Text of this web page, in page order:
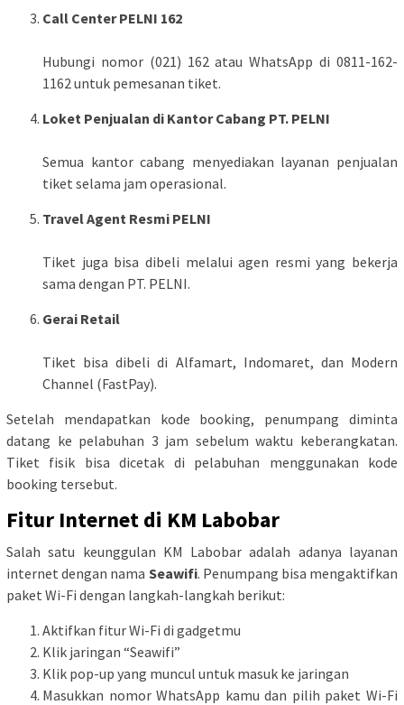
Call Center PELNI 162
Hubungi nomor (021) 162 atau WhatsApp di 0811-162-
1162 untuk pemesanan tiket.
Loket Penjualan di Kantor Cabang PT. PELNI
Semua kantor cabang menyediakan layanan penjualan
tiket selama jam operasional.
Travel Agent Resmi PELNI
Tiket juga bisa dibeli melalui agen resmi yang bekerja
sama dengan PT. PELNI.
Gerai Retail
Tiket bisa dibeli di Alfamart, Indomaret, dan Modern
Channel (FastPay).
Setelah mendapatkan kode booking, penumpang diminta
datang ke pelabuhan 3 jam sebelum waktu keberangkatan.
Tiket fisik bisa dicetak di pelabuhan menggunakan kode
booking tersebut.
Fitur Internet di KM Labobar
Salah satu keunggulan KM Labobar adalah adanya layanan
internet dengan nama Seawifi. Penumpang bisa mengaktifkan
paket Wi-Fi dengan langkah-langkah berikut:
Aktifkan fitur Wi-Fi di gadgetmu
Klik jaringan “Seawifi”
Klik pop-up yang muncul untuk masuk ke jaringan
Masukkan nomor WhatsApp kamu dan pilih paket Wi-Fi